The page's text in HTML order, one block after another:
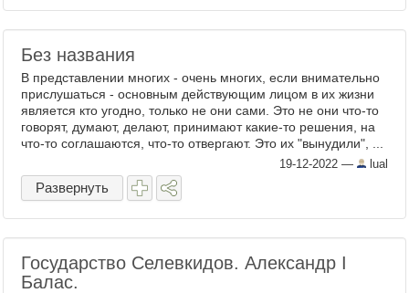
Без названия
В представлении многих - очень многих, если внимательно
прислушаться - основным действующим лицом в их жизни
является кто угодно, только не они сами. Это не они что-то
говорят, думают, делают, принимают какие-то решения, на
что-то соглашаются, что-то отвергают. Это их "вынудили", ...
19-12-2022 — lual
Развернуть
Государство Селевкидов. Александр I
Балас.